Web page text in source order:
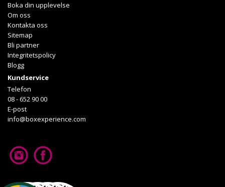
Boka din upplevelse
Om oss
Kontakta oss
Sitemap
Bli partner
Integritetspolicy
Blogg
Kundservice
Telefon
08 - 652 90 00
E-post
info@boxexperience.com